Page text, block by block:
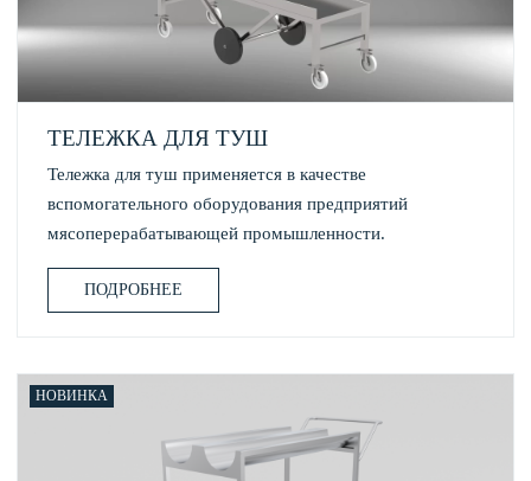
ТЕЛЕЖКА ДЛЯ ТУШ
Тележка для туш применяется в качестве
вспомогательного оборудования предприятий
мясоперерабатывающей промышленности.
ПОДРОБНЕЕ
НОВИНКА